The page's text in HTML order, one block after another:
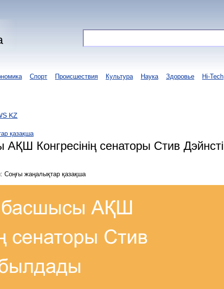
Спорт Происшествия Культура Наука Здоровье Hi-Tech
қазақша
Конгресінің сенаторы Стив Дэйнсті
Соңғы жаңалықтар қазақша